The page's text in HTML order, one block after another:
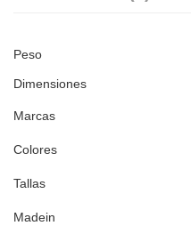
Peso
Dimensiones
Marcas
Colores
Tallas
Madein